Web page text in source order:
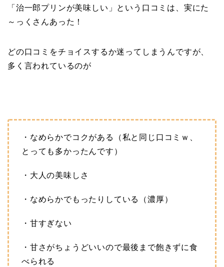
「治一郎プリンが美味しい」という口コミは、実にた
～っくさんあった！
どの口コミをチョイスするか迷ってしまうんですが、
多く言われているのが
・なめらかでコクがある（私と同じ口コミｗ、
とっても多かったんです）
・大人の美味しさ
・なめらかでもったりしている（濃厚）
・甘すぎない
・甘さがちょうどいいので最後まで飽きずに食
べられる